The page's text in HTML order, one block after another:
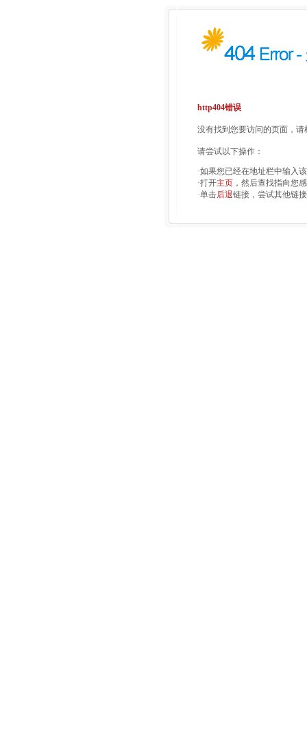
http404错误
没有找到您要访问的页面，
请尝试以下操作：
·如果您已经在地址栏中输入
·打开主页 ，然后查找指向您
·单击后退链接，尝试其他链